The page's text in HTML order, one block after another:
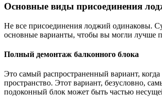
Основные виды присоединения
Не все присоединения лоджий одинаковы.
основные варианты, чтобы вы могли лучше
Полный демонтаж балконного блока
Это самый распространенный вариант,
пространство. Этот вариант, безусловно,
подоконный блок может быть частью